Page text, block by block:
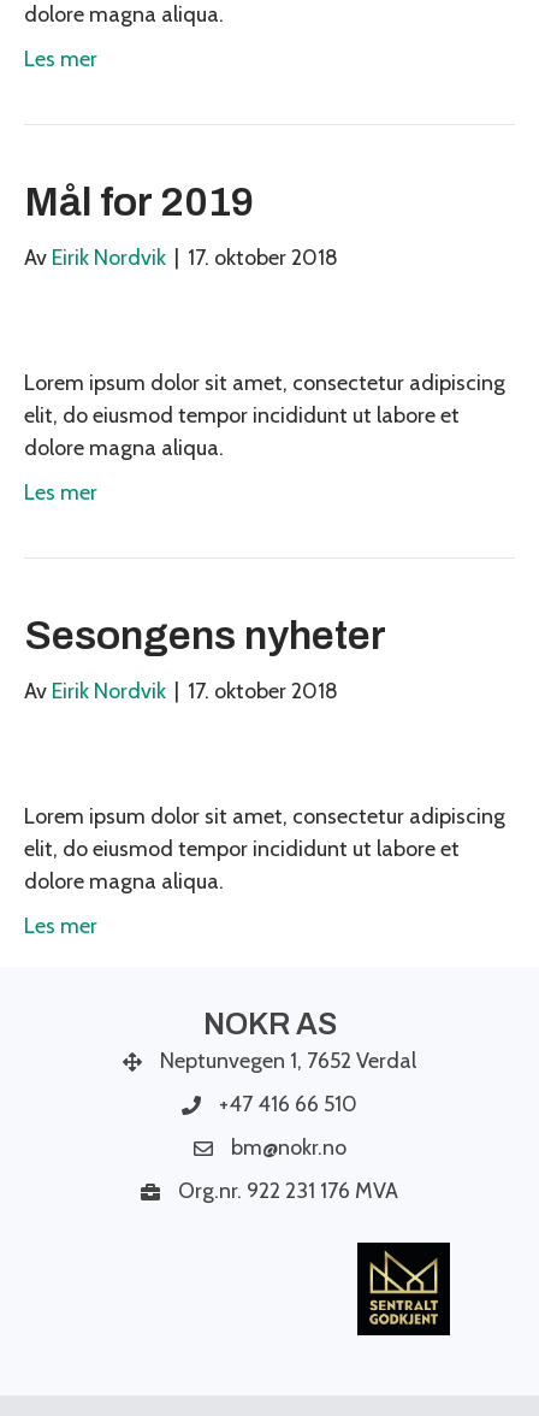
dolore magna aliqua.
Les mer
Mål for 2019
Av Eirik Nordvik 17. oktober 2018
Lorem ipsum dolor sit amet, consectetur adipiscing
elit, do eiusmod tempor incididunt ut labore et
dolore magna aliqua.
Les mer
Sesongens nyheter
Av Eirik Nordvik 17. oktober 2018
Lorem ipsum dolor sit amet, consectetur adipiscing
elit, do eiusmod tempor incididunt ut labore et
dolore magna aliqua.
Les mer
NOKR AS
Neptunvegen 1, 7652 Verdal
+47 416 66 510
bm@nokr.no
Org.nr. 922 231 176 MVA